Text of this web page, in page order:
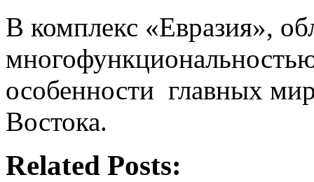
В комплекс «Евразия»,
особенности главных
Востока.
Related Posts: